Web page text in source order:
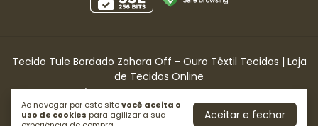
Ao navegar por este sitevocê aceita o
uso de cookies para agilizar a sua
Aceitar e fechar
Tecido Tule Bordado Zahara Off - Ouro Têxtil Tecidos | Loja
de Tecidos Online
©2026. OURO TÊXTIL TECIDOS LTDA . Todos os direitos reservados.